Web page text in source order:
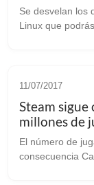
Se desvelan los
Linux que podrás
11/07/2017
Steam sigue
millones de
El número de
consecuencia Cada vez que Steam libera sus estadísticas